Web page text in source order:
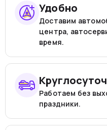
Удобно
Доставим
центра,
время.
Работаем без
праздники.